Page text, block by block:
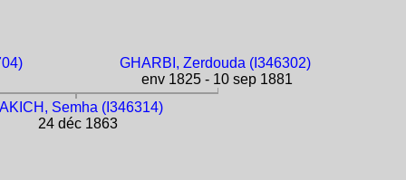
GHARBI, Zerdouda (I346302)
env 1825 - 10 sep 1881
Semha (I346314)
24 déc 1863